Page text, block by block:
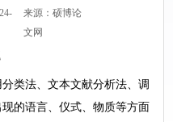
来源：硕博论
文网
类法、文本文献分析法、调
的语言、仪式、物质等方面